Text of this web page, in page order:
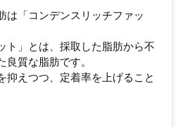
は「コンデンスリッチファッ
ト」とは、採取した脂肪から不
良質な脂肪です。
抑えつつ、定着率を上げること